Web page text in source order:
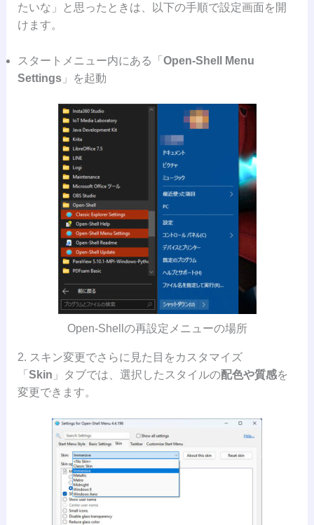
たいな」と思ったときは、以下の手順で設定画面を開
けます。
スタートメニュー内にある「 Open-Shell Menu
Settings」を起動
Open-Shellの再設定メニューの場所
2. スキン変更でさらに見た目をカスタマイズ
「 Skin 」タブでは、選択したスタイルの配色や質感を
変更できます。